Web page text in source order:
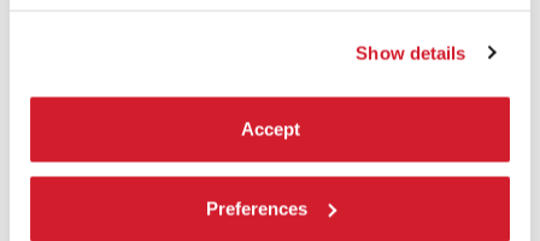
Show details
Accept
Preferences